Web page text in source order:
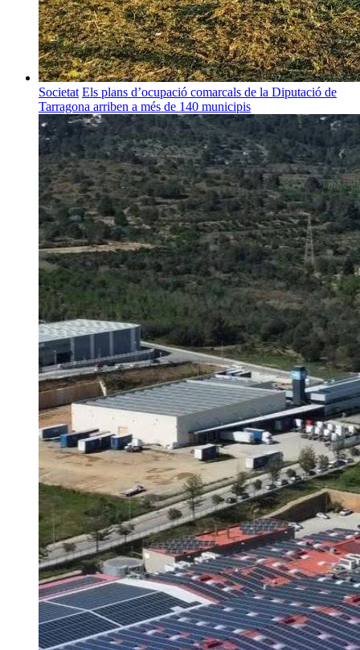
Societat Els plans d’ocupació comarcals de la Diputació de
Tarragona arriben a més de 140 municipis